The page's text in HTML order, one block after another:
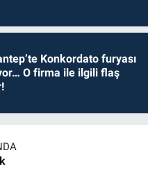
Konkordato furyası
O firma ile ilgili flaş